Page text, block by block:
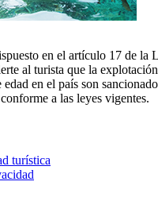
en el artículo 17 de la
al turista que la
edad en el país son
a las leyes vigentes.
turística